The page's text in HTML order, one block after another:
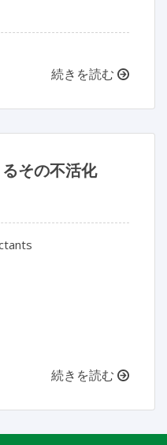
続きを読む
その不活化
続きを読む